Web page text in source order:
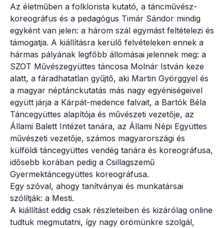
Az életműben a folklorista kutató, a táncművész-
koreográfus és a pedagógus Timár Sándor mindig
egyként van jelen: a három szál egymást feltételezi és
támogatja. A kiállításra kerülő felvételeken ennek a
hármas pályának legfőbb állomásai jelennek meg: a
SZOT Művészegyüttes táncosa Molnár István keze
alatt, a fáradhatatlan gyűjtő, aki Martin Györggyel és
a magyar néptánckutatás más nagy egyéniségeivel
együtt járja a Kárpát-medence falvait, a Bartók Béla
Táncegyüttes alapítója és művészeti vezetője, az
Állami Balett Intézet tanára, az Állami Népi Együttes
művészeti vezetője, számos magyarországi és
külföldi táncegyüttes vendég tanára és koreográfusa,
idősebb korában pedig a Csillagszemű
Gyermektáncegyüttes koreográfusa.
Egy szóval, ahogy tanítványai és munkatársai
szólítják: a Mesti.
A kiállítást eddig csak részleteiben és kizárólag online
tudtuk megmutatni, így nagy örömünkre szolgál,